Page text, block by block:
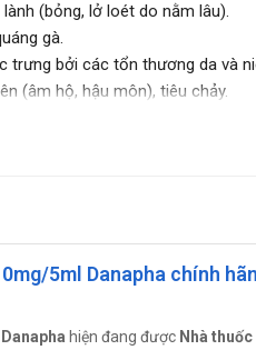
(bỏng, lở loét do nằm lâu).
gà.
trưng bởi các tổn thương da và
(âm hộ, hậu môn), tiêu chảy.
ngày.
phần nào có trong sản phẩm.
5ml Danapha chính
hiện đang được Nhà